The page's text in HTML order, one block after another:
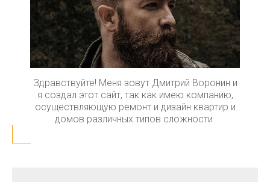
Здравствуйте! Меня зовут Дмитрий Воронин и
я создал этот сайт, так как имею компанию,
осуществляющую ремонт и дизайн квартир и
домов различных типов сложности.